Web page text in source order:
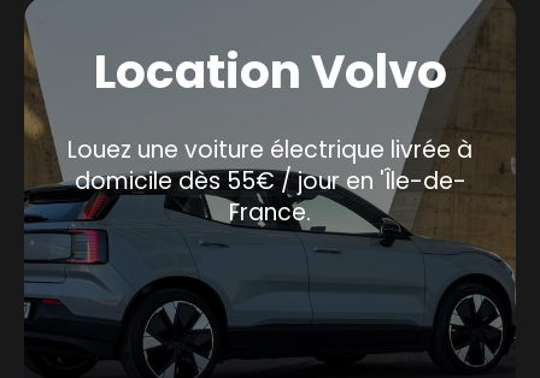
Location Volvo
Louez une voiture électrique livrée à
domicile dès 55€ / jour en 'Île-de-
France.